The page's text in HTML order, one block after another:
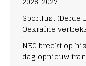
Sportlust (Derde
Oekraïne
NEC breekt op
dag opnieuw